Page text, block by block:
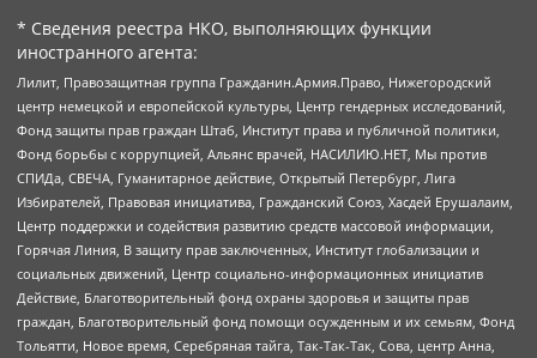
* Сведения реестра НКО, выполняющих функции
иностранного агента:
Лилит, Правозащитная группа Гражданин.Армия.Право, Нижегородский
центр немецкой и европейской культуры, Центр гендерных исследований,
Фонд защиты прав граждан Штаб, Институт права и публичной политики,
Фонд борьбы с коррупцией, Альянс врачей, НАСИЛИЮ.НЕТ, Мы против
СПИДа, СВЕЧА, Гуманитарное действие, Открытый Петербург, Лига
Избирателей, Правовая инициатива, Гражданский Союз, Хасдей Ерушалаим,
Центр поддержки и содействия развитию средств массовой информации,
Горячая Линия, В защиту прав заключенных, Институт глобализации и
социальных движений, Центр социально-информационных инициатив
Действие, Благотворительный фонд охраны здоровья и защиты прав
граждан, Благотворительный фонд помощи осужденным и их семьям, Фонд
Тольятти, Новое время, Серебряная тайга, Так-Так-Так, Сова, центр Анна,